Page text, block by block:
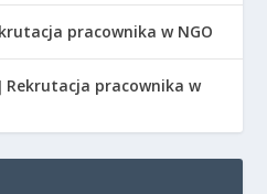
pracownika w NGO
Rekrutacja pracownika w